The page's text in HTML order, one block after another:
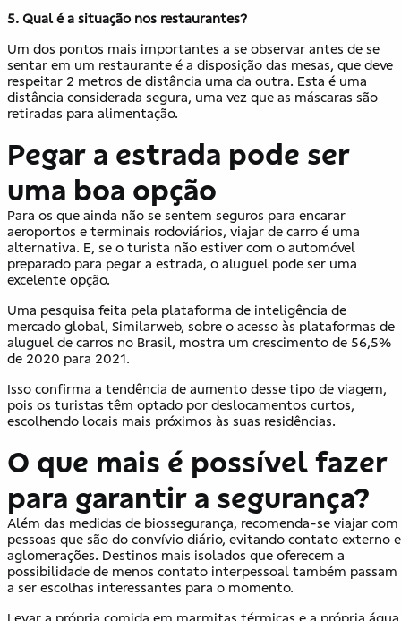
5. Qual é a situação nos restaurantes?
Um dos pontos mais importantes a se observar antes de se
sentar em um restaurante é a disposição das mesas, que deve
respeitar 2 metros de distância uma da outra. Esta é uma
distância considerada segura, uma vez que as máscaras são
retiradas para alimentação.
Pegar a estrada pode ser
uma boa opção
Para os que ainda não se sentem seguros para encarar
aeroportos e terminais rodoviários, viajar de carro é uma
alternativa. E, se o turista não estiver com o automóvel
preparado para pegar a estrada, o aluguel pode ser uma
excelente opção.
Uma pesquisa feita pela plataforma de inteligência de
mercado global, Similarweb, sobre o acesso às plataformas de
aluguel de carros no Brasil, mostra um crescimento de 56,5%
de 2020 para 2021.
Isso confirma a tendência de aumento desse tipo de viagem,
pois os turistas têm optado por deslocamentos curtos,
escolhendo locais mais próximos às suas residências.
O que mais é possível fazer
para garantir a segurança?
Além das medidas de biossegurança, recomenda-se viajar com
pessoas que são do convívio diário, evitando contato externo e
aglomerações. Destinos mais isolados que oferecem a
possibilidade de menos contato interpessoal também passam
a ser escolhas interessantes para o momento.
Levar a própria comida em marmitas térmicas e a própria água